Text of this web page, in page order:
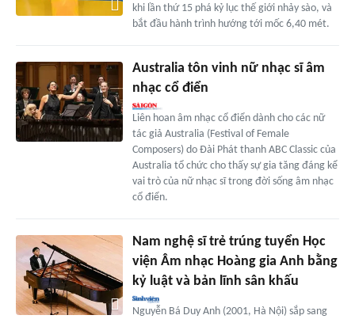
khi lần thứ 15 phá kỷ lục thế giới nhảy sào, và
bắt đầu hành trình hướng tới mốc 6,40 mét.
Australia tôn vinh nữ nhạc sĩ âm
nhạc cổ điển
Liên hoan âm nhạc cổ điển dành cho các nữ
tác giả Australia (Festival of Female
Composers) do Đài Phát thanh ABC Classic của
Australia tổ chức cho thấy sự gia tăng đáng kể
vai trò của nữ nhạc sĩ trong đời sống âm nhạc
cổ điển.
Nam nghệ sĩ trẻ trúng tuyển Học
viện Âm nhạc Hoàng gia Anh bằng
kỷ luật và bản lĩnh sân khấu
Nguyễn Bá Duy Anh (2001, Hà Nội) sắp sang